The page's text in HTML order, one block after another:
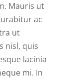
Mauris ut
ac
ut
nisl, quis
lacinia
mi. In